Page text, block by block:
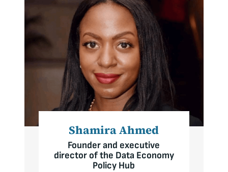
Shamira Ahmed
Founder and executive
director of the Data Economy
Policy Hub